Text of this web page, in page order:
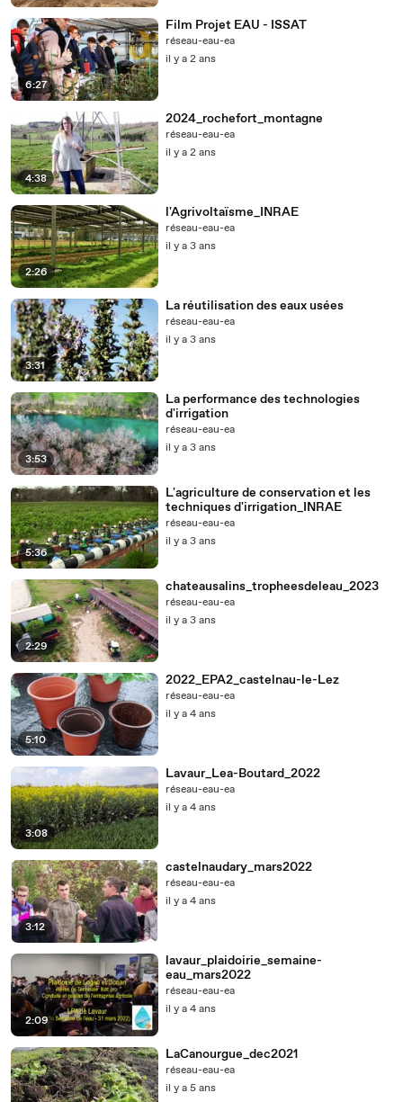
6:27
Film Projet EAU - ISSAT
réseau-eau-ea
il y a 2 ans
4:38
2024_rochefort_montagne
réseau-eau-ea
il y a 2 ans
2:26
l'Agrivoltaïsme_INRAE
réseau-eau-ea
il y a 3 ans
3:31
La réutilisation des eaux usées
réseau-eau-ea
il y a 3 ans
3:53
La performance des technologies
d'irrigation
réseau-eau-ea
il y a 3 ans
5:36
L'agriculture de conservation et les
techniques d'irrigation_INRAE
réseau-eau-ea
il y a 3 ans
2:29
chateausalins_tropheesdeleau_2023
réseau-eau-ea
il y a 3 ans
5:10
2022_EPA2_castelnau-le-Lez
réseau-eau-ea
il y a 4 ans
3:08
Lavaur_Lea-Boutard_2022
réseau-eau-ea
il y a 4 ans
3:12
castelnaudary_mars2022
réseau-eau-ea
il y a 4 ans
2:09
lavaur_plaidoirie_semaine-
eau_mars2022
réseau-eau-ea
il y a 4 ans
LaCanourgue_dec2021
réseau-eau-ea
il y a 5 ans